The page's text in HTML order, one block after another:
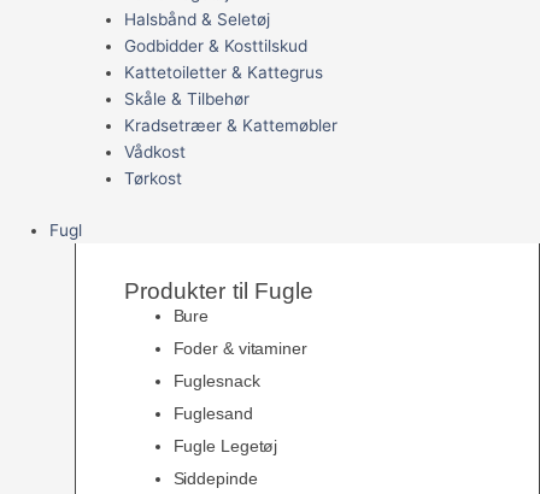
Halsbånd & Seletøj
Godbidder & Kosttilskud
Kattetoiletter & Kattegrus
Skåle & Tilbehør
Kradsetræer & Kattemøbler
Vådkost
Tørkost
Fugl
Produkter til Fugle
Bure
Foder & vitaminer
Fuglesnack
Fuglesand
Fugle Legetøj
Siddepinde